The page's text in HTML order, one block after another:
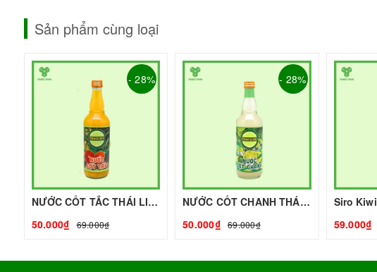
Sản phẩm cùng loại
- 28%
NƯỚC CỐT TẮC THÁI LIME - 500ml - LIME | Nguyên liệu pha chế - TOBEE FOOD
50.000₫
69.000₫
- 28%
NƯỚC CỐT CHANH THÁI LIME - 500ml - LIME | Nguyên liệu pha chế - TOBEE FOOD
50.000₫ 69.000₫
59.000₫